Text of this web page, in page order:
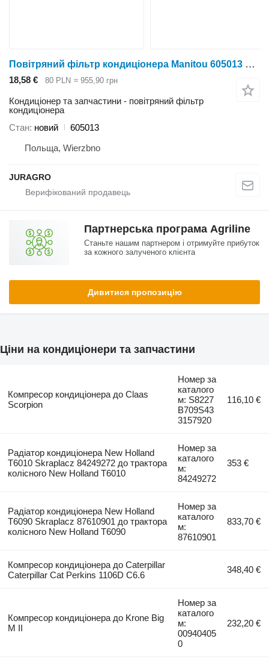
Повітряний фільтр кондиціонера Manitou 605013 до трактора колісного
18,58 € 80 PLN ≈ 955,90 грн
Кондиціонер та запчастини - повітряний фільтр
кондиціонера
Стан новий
605013
Польща, Wierzbno
JURAGRO
Партнерська програма Agriline
Станьте нашим партнером і отримуйте прибуток
за кожного залученого клієнта
Дивитися пропозицію
Ціни на кондиціонери та запчастини
Компресор кондиціонера до Claas
Scorpion
Номер за
каталого
м: S8227
B709S43
3157920
116,10 €
Радіатор кондиціонера New Holland
T6010 Skraplacz 84249272 до трактора
колісного New Holland T6010
Номер за
каталого
м:
84249272
353 €
Радіатор кондиціонера New Holland
T6090 Skraplacz 87610901 до трактора
колісного New Holland T6090
Номер за
каталого
м:
87610901
833,70 €
Компресор кондиціонера до Caterpillar
Caterpillar Cat Perkins 1106D C6.6
348,40 €
Компресор кондиціонера до Krone Big
M II
Номер за
каталого
м:
00940405
0
232,20 €